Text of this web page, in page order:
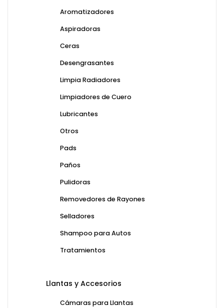
Aromatizadores
Aspiradoras
Ceras
Desengrasantes
Limpia Radiadores
Limpiadores de Cuero
Lubricantes
Otros
Pads
Paños
Pulidoras
Removedores de Rayones
Selladores
Shampoo para Autos
Tratamientos
Llantas y Accesorios
Cámaras para Llantas